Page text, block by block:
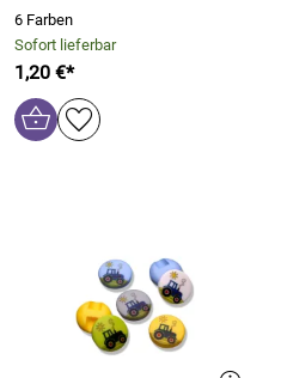
6 Farben
Sofort lieferbar
1,20 €*